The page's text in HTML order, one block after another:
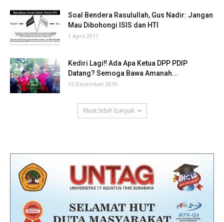
Soal Bendera Rasulullah, Gus Nadir: Jangan
Mau Dibohongi ISIS dan HTI
1 April 2017
Kediri Lagi‼ Ada Apa Ketua DPP PDIP
Datang? Semoga Bawa Amanah...
15 Desember 2019
Muat lebih banyak